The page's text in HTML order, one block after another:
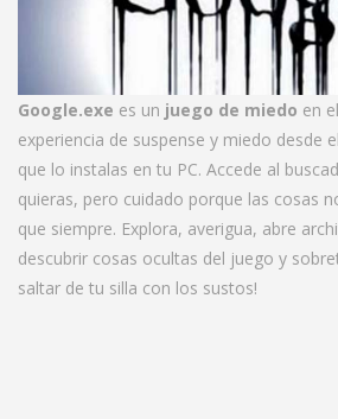
Google.exe es un juego de miedo en
experiencia de suspense y miedo desde
que lo instalas en tu PC. Accede al
quieras, pero cuidado porque las cosas
que siempre. Explora, averigua, abre
descubrir cosas ocultas del juego y
saltar de tu silla con los sustos!